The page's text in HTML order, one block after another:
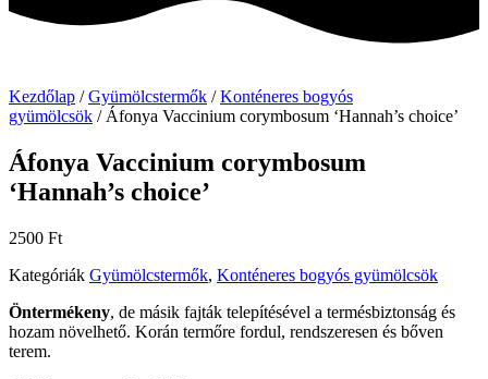
Kezdőlap /Gyümölcstermők /Konténeres bogyós
gyümölcsök / Áfonya Vaccinium corymbosum ‘Hannah’s choice’
Áfonya Vaccinium corymbosum
‘Hannah’s choice’
2500 Ft
Kategóriák Gyümölcstermők, Konténeres bogyós gyümölcsök
Öntermékeny, de másik fajták telepítésével a termésbiztonság és
hozam növelhető. Korán termőre fordul, rendszeresen és bőven
terem.